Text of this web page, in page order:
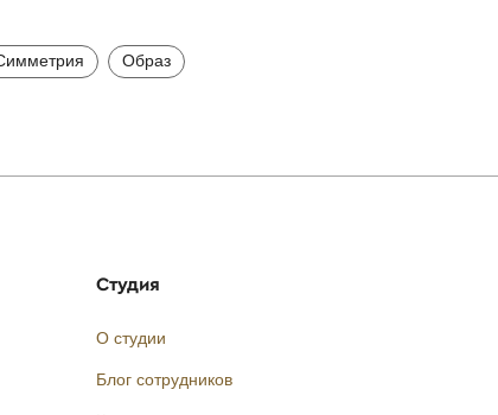
Образ
Студия
О студии
Блог сотрудников